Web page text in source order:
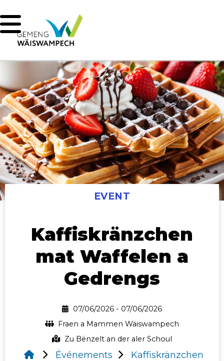
EVENT
Kaffiskränzchen
mat Waffelen a
Gedrengs
07/06/2026 - 07/06/2026
Fraen a Mammen Wäiswampech
Zu Bënzelt an der aler Schoul
Kaffiskränzchen
Événements